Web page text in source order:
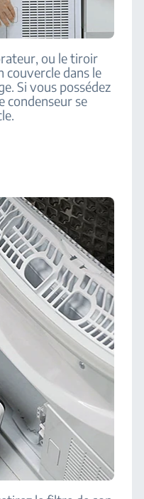
ou le tiroir
dans le
Si vous possédez
condenseur se